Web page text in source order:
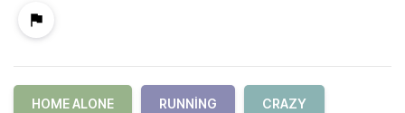
HOME ALONE RUNNING CRAZY